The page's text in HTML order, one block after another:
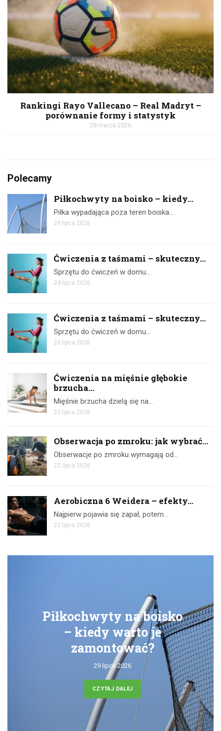
Rankingi Rayo Vallecano – Real Madryt –
porównanie formy i statystyk
28 marca 2026
Polecamy
Piłkochwyty na boisko – kiedy...
Piłka wypadająca poza teren boiska…
29 lipca 2026
Ćwiczenia z taśmami – skuteczny...
Sprzętu do ćwiczeń w domu…
24 lipca 2026
Ćwiczenia z taśmami – skuteczny...
Sprzętu do ćwiczeń w domu…
23 lipca 2026
Ćwiczenia na mięśnie głębokie
brzucha...
Mięśnie brzucha dzielą się na…
23 lipca 2026
Obserwacja po zmroku: jak wybrać...
Obserwacje po zmroku wymagają od…
22 lipca 2026
Aerobiczna 6 Weidera – efekty...
Najpierw pojawia się zapał, potem…
22 lipca 2026
Ćwiczenia z
skuteczny
domu
24 lipca 2026
CZYTAJ DALEJ